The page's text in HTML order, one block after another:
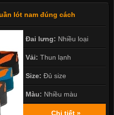
lót nam đúng cách
Đai lưng: Nhiều loại
Vải: Thun lạnh
Size: Đủ size
Màu: Nhiều màu
Chi tiết »